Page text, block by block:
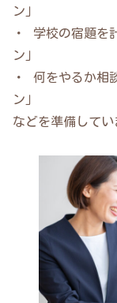
ン」
・ 学校の宿題を
ン」
・ 何をやるか相
ン」
などを準備してい